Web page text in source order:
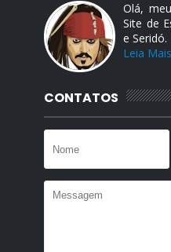
Olá,
Site de
e Seridó.
Leia
CONTATOS